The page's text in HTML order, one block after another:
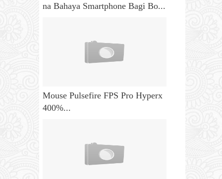
na Bahaya Smartphone Bagi Bo...
Mouse Pulsefire FPS Pro Hyperx
400%...